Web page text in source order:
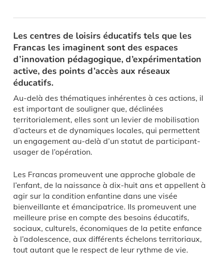
Les centres de loisirs éducatifs tels que les
Francas les imaginent sont des espaces
d’innovation pédagogique, d’expérimentation
active, des points d’accès aux réseaux
éducatifs.
Au-delà des thématiques inhérentes à ces actions, il
est important de souligner que, déclinées
territorialement, elles sont un levier de mobilisation
d’acteurs et de dynamiques locales, qui permettent
un engagement au-delà d’un statut de participant-
usager de l’opération.
Les Francas promeuvent une approche globale de
l’enfant, de la naissance à dix-huit ans et appellent à
agir sur la condition enfantine dans une visée
bienveillante et émancipatrice. Ils promeuvent une
meilleure prise en compte des besoins éducatifs,
sociaux, culturels, économiques de la petite enfance
à l’adolescence, aux différents échelons territoriaux,
tout autant que le respect de leur rythme de vie.